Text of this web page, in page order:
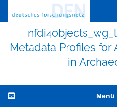
Metadata Profiles for
in